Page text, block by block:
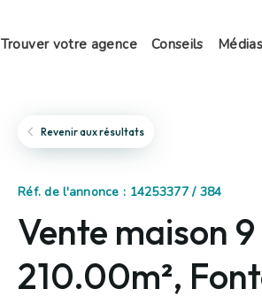
Trouver votre agence Conseils Médias
Revenir aux résultats
Réf. de l'annonce : 14253377 / 384
Vente maison
210.00m²,